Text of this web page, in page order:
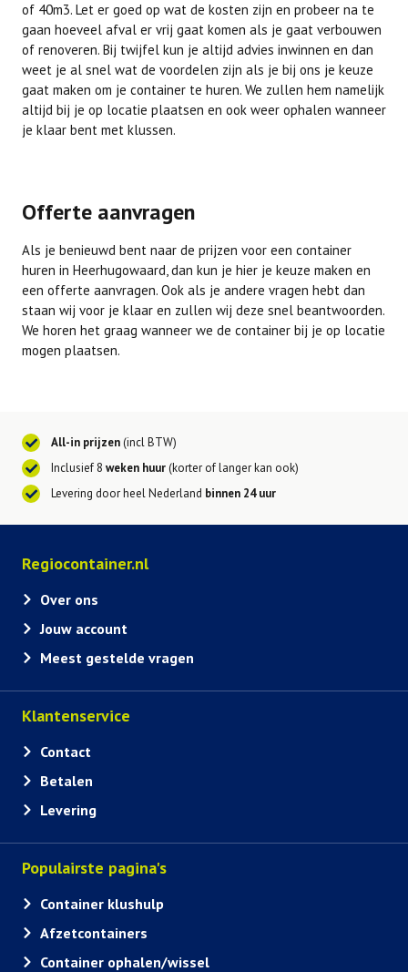
of 40m3. Let er goed op wat de kosten zijn en probeer na te
gaan hoeveel afval er vrij gaat komen als je gaat verbouwen
of renoveren. Bij twijfel kun je altijd advies inwinnen en dan
weet je al snel wat de voordelen zijn als je bij ons je keuze
gaat maken om je container te huren. We zullen hem namelijk
altijd bij je op locatie plaatsen en ook weer ophalen wanneer
je klaar bent met klussen.
Offerte aanvragen
Als je benieuwd bent naar de prijzen voor een container
huren in Heerhugowaard, dan kun je hier je keuze maken en
een offerte aanvragen. Ook als je andere vragen hebt dan
staan wij voor je klaar en zullen wij deze snel beantwoorden.
We horen het graag wanneer we de container bij je op locatie
mogen plaatsen.
All-in prijzen(incl BTW)
Inclusief 8 weken huur(korter of langer kan ook)
Levering door heel Nederland binnen 24 uur
Regiocontainer.nl
Over ons
Jouw account
Meest gestelde vragen
Klantenservice
Contact
Betalen
Levering
Populairste pagina's
Container klushulp
Afzetcontainers
Container ophalen/wissel